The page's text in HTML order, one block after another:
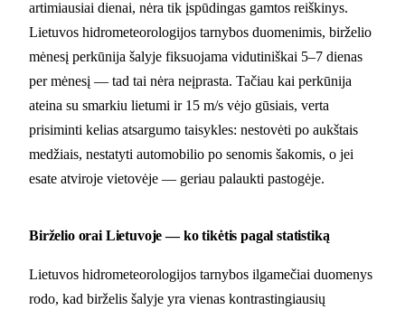
artimiausiai dienai, nėra tik įspūdingas gamtos reiškinys.
Lietuvos hidrometeorologijos tarnybos duomenimis, birželio
mėnesį perkūnija šalyje fiksuojama vidutiniškai 5–7 dienas
per mėnesį — tad tai nėra neįprasta. Tačiau kai perkūnija
ateina su smarkiu lietumi ir 15 m/s vėjo gūsiais, verta
prisiminti kelias atsargumo taisykles: nestovėti po aukštais
medžiais, nestatyti automobilio po senomis šakomis, o jei
esate atviroje vietovėje — geriau palaukti pastogėje.
Birželio orai Lietuvoje — ko tikėtis pagal statistiką
Lietuvos hidrometeorologijos tarnybos ilgamečiai duomenys
rodo, kad birželis šalyje yra vienas kontrastingiausių